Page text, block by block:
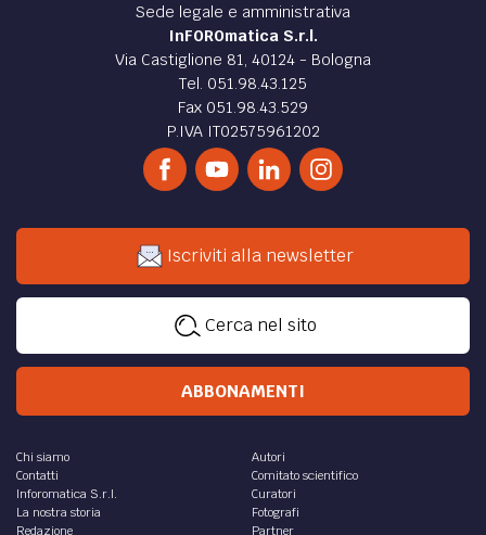
Sede legale e amministrativa
InFOROmatica S.r.l.
Via Castiglione 81, 40124 - Bologna
Tel. 051.98.43.125
Fax 051.98.43.529
P.IVA IT02575961202
Iscriviti alla newsletter
Cerca nel sito
ABBONAMENTI
Chi siamo
Contatti
Inforomatica S.r.l.
La nostra storia
Redazione
Autori
Comitato scientifico
Curatori
Fotografi
Partner